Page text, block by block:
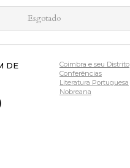
Esgotado
DE
Coimbra e seu Distrito
Conferências
Literatura Portuguesa
Nobreana